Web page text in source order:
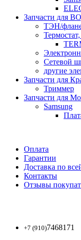
Запчасти для
ТЭН/
Сетевой
другие
Запчасти для
Триммер
Запчасти для
Samsung
Оплата
Гарантии
Доставка по
Контакты
Отзывы
+7 (910)7468171